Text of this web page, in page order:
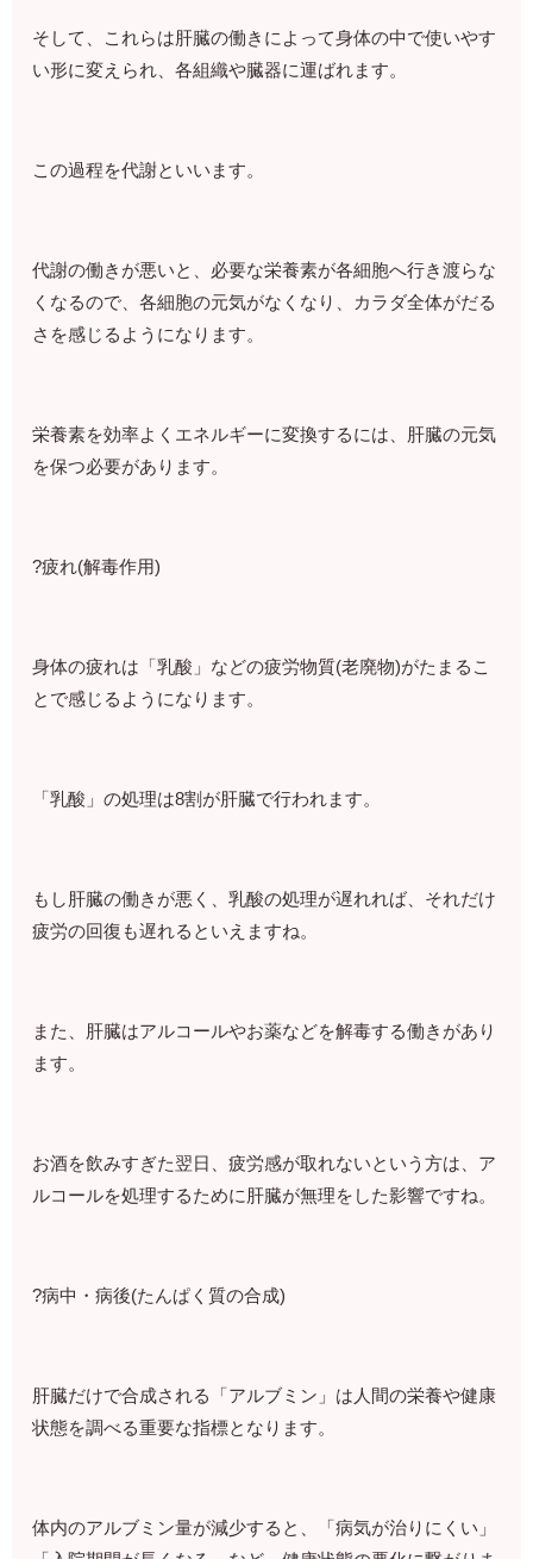
そして、これらは肝臓の働きによって身体の中で使いやす
い形に変えられ、各組織や臓器に運ばれます。
この過程を代謝といいます。
代謝の働きが悪いと、必要な栄養素が各細胞へ行き渡らな
くなるので、各細胞の元気がなくなり、カラダ全体がだる
さを感じるようになります。
栄養素を効率よくエネルギーに変換するには、肝臓の元気
を保つ必要があります。
?疲れ(解毒作用)
身体の疲れは「乳酸」などの疲労物質(老廃物)がたまるこ
とで感じるようになります。
「乳酸」の処理は8割が肝臓で行われます。
もし肝臓の働きが悪く、乳酸の処理が遅れれば、それだけ
疲労の回復も遅れるといえますね。
また、肝臓はアルコールやお薬などを解毒する働きがあり
ます。
お酒を飲みすぎた翌日、疲労感が取れないという方は、ア
ルコールを処理するために肝臓が無理をした影響ですね。
?病中・病後(たんぱく質の合成)
肝臓だけで合成される「アルブミン」は人間の栄養や健康
状態を調べる重要な指標となります。
体内のアルブミン量が減少すると、「病気が治りにくい」